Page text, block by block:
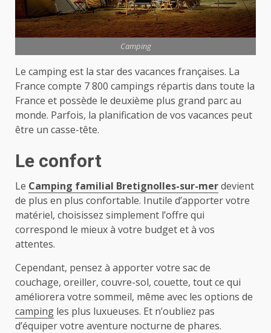
Camping
Le camping est la star des vacances françaises. La
France compte 7 800 campings répartis dans toute la
France et possède le deuxième plus grand parc au
monde. Parfois, la planification de vos vacances peut
être un casse-tête.
Le confort
Le Camping familial Bretignolles-sur-merdevient
de plus en plus confortable. Inutile d’apporter votre
matériel, choisissez simplement l’offre qui
correspond le mieux à votre budget et à vos
attentes.
Cependant, pensez à apporter votre sac de
couchage, oreiller, couvre-sol, couette, tout ce qui
améliorera votre sommeil, même avec les options de
camping les plus luxueuses. Et n’oubliez pas
d’équiper votre aventure nocturne de phares.